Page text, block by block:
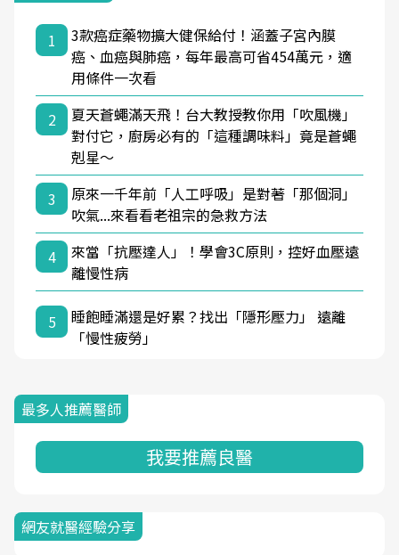
1
3款癌症藥物擴大健保給付！涵蓋子宮內膜
癌、血癌與肺癌，每年最高可省454萬元，適
用條件一次看
2
夏天蒼蠅滿天飛！台大教授教你用「吹風機」
對付它，廚房必有的「這種調味料」竟是蒼蠅
剋星～
3
原來一千年前「人工呼吸」是對著「那個洞」
吹氣...來看看老祖宗的急救方法
4
來當「抗壓達人」！學會3C原則，控好血壓遠
離慢性病
5
睡飽睡滿還是好累？找出「隱形壓力」 遠離
「慢性疲勞」
最多人推薦醫師
我要推薦良醫
網友就醫經驗分享